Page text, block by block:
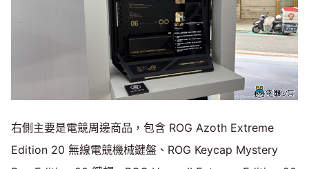
右側主要是電競周邊商品，包含 ROG Azoth Extreme
Edition 20 無線電競機械鍵盤、ROG Keycap Mystery